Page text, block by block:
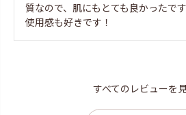
質なので、肌にもとても良かったで
使用感も好きです！
すべてのレビューを